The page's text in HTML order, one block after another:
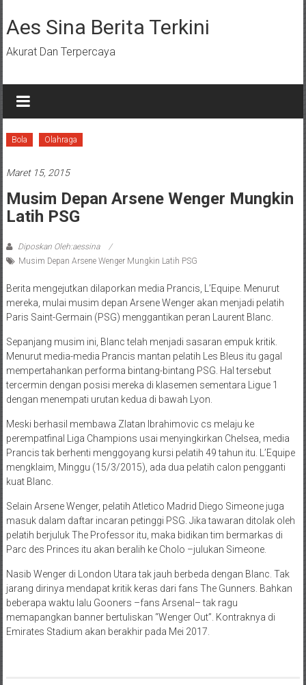
ke
konten
Aes Sina Berita Terkini
Akurat Dan Terpercaya
Bola Olahraga
Maret 15, 2015
Musim Depan Arsene Wenger Mungkin
Latih PSG
Diposkan Oleh:aessina
Musim Depan Arsene Wenger Mungkin Latih PSG
Berita mengejutkan dilaporkan media Prancis, L’Equipe. Menurut
mereka, mulai musim depan Arsene Wenger akan menjadi pelatih
Paris Saint-Germain (PSG) menggantikan peran Laurent Blanc.
Sepanjang musim ini, Blanc telah menjadi sasaran empuk kritik.
Menurut media-media Prancis mantan pelatih Les Bleus itu gagal
mempertahankan performa bintang-bintang PSG. Hal tersebut
tercermin dengan posisi mereka di klasemen sementara Ligue 1
dengan menempati urutan kedua di bawah Lyon.
Meski berhasil membawa Zlatan Ibrahimovic cs melaju ke
perempatfinal Liga Champions usai menyingkirkan Chelsea, media
Prancis tak berhenti menggoyang kursi pelatih 49 tahun itu. L’Equipe
mengklaim, Minggu (15/3/2015), ada dua pelatih calon pengganti
kuat Blanc.
Selain Arsene Wenger, pelatih Atletico Madrid Diego Simeone juga
masuk dalam daftar incaran petinggi PSG. Jika tawaran ditolak oleh
pelatih berjuluk The Professor itu, maka bidikan tim bermarkas di
Parc des Princes itu akan beralih ke Cholo –julukan Simeone.
Nasib Wenger di London Utara tak jauh berbeda dengan Blanc. Tak
jarang dirinya mendapat kritik keras dari fans The Gunners. Bahkan
beberapa waktu lalu Gooners –fans Arsenal– tak ragu
memapangkan banner bertuliskan “Wenger Out”. Kontraknya di
Emirates Stadium akan berakhir pada Mei 2017.